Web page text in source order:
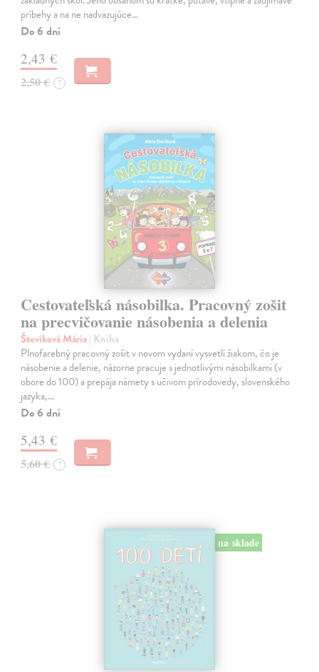
príbehy a na ne nadväzujúce…
Do 6 dní
2,43 €
2,50 € ?
Cestovateľská násobilka. Pracovný zošit
na precvičovanie násobenia a delenia
Števíková Mária| Kniha
Plnofarebný pracovný zošit v novom vydaní vysvetlí žiakom, čo je
násobenie a delenie, názorne pracuje s jednotlivými násobilkami (v
obore do 100) a prepája námety s učivom prírodovedy, slovenského
jazyka,…
Do 6 dní
5,43 €
5,60 € ?
na sklade